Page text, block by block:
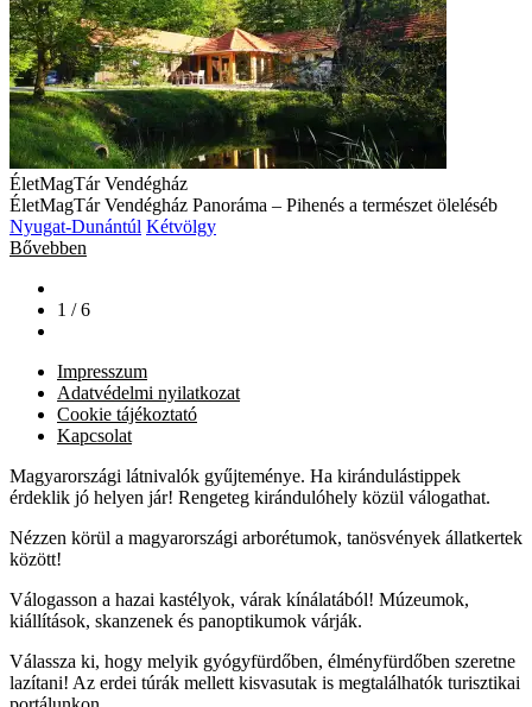
ÉletMagTár Vendégház
ÉletMagTár Vendégház Panoráma – Pihenés a természet öleléséb
Nyugat-Dunántúl Kétvölgy
Bővebben
1 / 6
Impresszum
Adatvédelmi nyilatkozat
Cookie tájékoztató
Kapcsolat
Magyarországi látnivalók gyűjteménye. Ha kirándulástippek
érdeklik jó helyen jár! Rengeteg kirándulóhely közül válogathat.
Nézzen körül a magyarországi arborétumok, tanösvények állatkertek
között!
Válogasson a hazai kastélyok, várak kínálatából! Múzeumok,
kiállítások, skanzenek és panoptikumok várják.
Válassza ki, hogy melyik gyógyfürdőben, élményfürdőben szeretne
lazítani! Az erdei túrák mellett kisvasutak is megtalálhatók turisztikai